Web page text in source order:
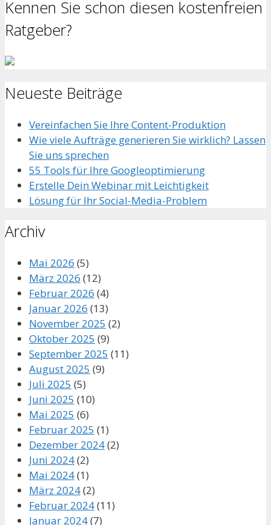
Kennen Sie schon diesen kostenfreien
Ratgeber?
Neueste Beiträge
Vereinfachen Sie Ihre Content-Produktion
Wie viele Aufträge generieren Sie wirklich? Lassen
Sie uns sprechen
55 Tools für Ihre Googleoptimierung
Erstelle Dein Webinar mit Leichtigkeit
Lösung für Ihr Social-Media-Problem
Archiv
Mai 2026 (5)
März 2026 (12)
Februar 2026 (4)
Januar 2026 (13)
November 2025 (2)
Oktober 2025 (9)
September 2025 (11)
August 2025 (9)
Juli 2025 (5)
Juni 2025 (10)
Mai 2025 (6)
Februar 2025 (1)
Dezember 2024(2)
Juni 2024(2)
Mai 2024(1)
März 2024(2)
Februar 2024(11)
Januar 2024(7)